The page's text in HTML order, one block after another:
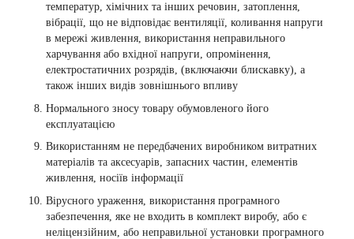
температур, хімічних та інших речовин, затоплення,
вібрації, що не відповідає вентиляції, коливання напруги
в мережі живлення, використання неправильного
харчування або вхідної напруги, опромінення,
електростатичних розрядів, (включаючи блискавку), а
також інших видів зовнішнього впливу
Нормального зносу товару обумовленого його
експлуатацією
Використанням не передбачених виробником витратних
матеріалів та аксесуарів, запасних частин, елементів
живлення, носіїв інформації
Вірусного ураження, використання програмного
забезпечення, яке не входить в комплект виробу, або є
неліцензійним, або неправильної установки програмного